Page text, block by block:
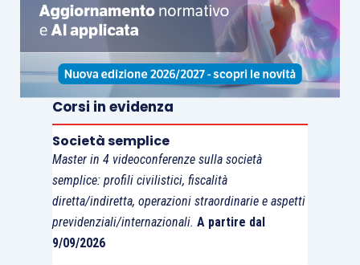
rigo VF28riservato ai contribuenti che
hanno posto in essere acquisti
intracomunitari, importazioni di beni ed
operazioni con la Repubblica di San
Marino,
rigo VF29totale acquisti e importazioni in
tipologie di acquisto.
In particolare, nel rigo VF28 campo 1 occorre
indicare i corrispettivi degli acquisti
intracomunitari, compresi quelli non imponibili di
Corsi in evidenza
Società semplice
Master in 4 videoconferenze sulla società
semplice: profili civilistici, fiscalità
diretta/indiretta, operazioni straordinarie e aspetti
previdenziali/internazionali. A partire dal
9/09/2026